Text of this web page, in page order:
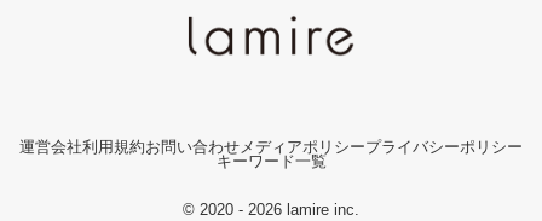
運営会社利用規約お問い合わせ メディアポリシープライバシーポリシー
キーワード一覧
© 2020 - 2026 lamire inc.